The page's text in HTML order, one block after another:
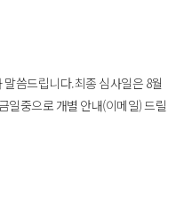
씀드립니다.최종 심사일은 8월
일중으로 개별 안내(이메일) 드릴